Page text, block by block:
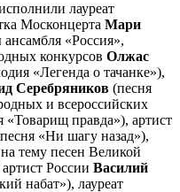
лауреат
Москонцерта Мари
«Россия»,
конкурсов Олжас
«Легенда о тачанке»),
Серебряников (песня
и всероссийских
«Товарищ правда»), артист
«Ни шагу назад»),
тему песен Великой
России Василий
набат»), лауреат